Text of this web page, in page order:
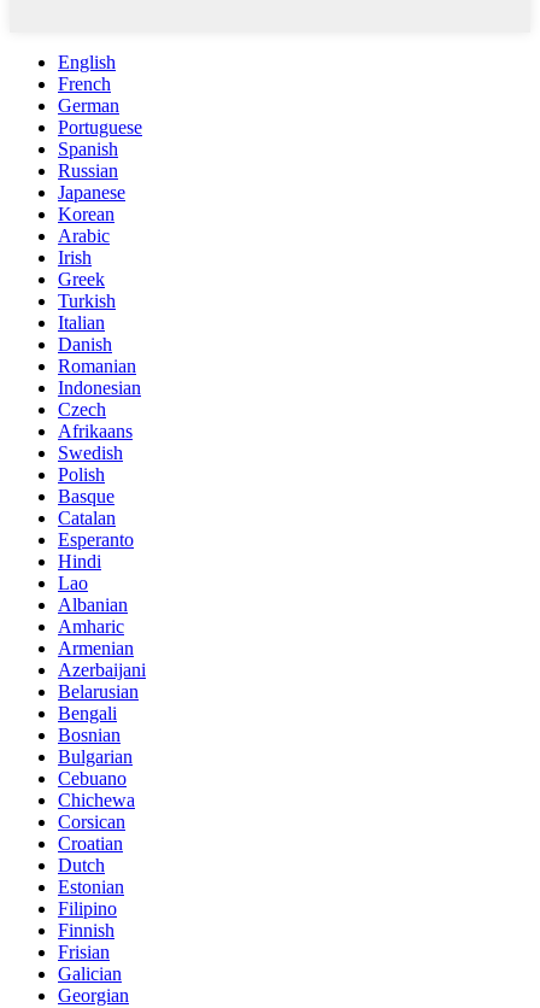
English
French
German
Portuguese
Spanish
Russian
Japanese
Korean
Arabic
Irish
Greek
Turkish
Italian
Danish
Romanian
Indonesian
Czech
Afrikaans
Swedish
Polish
Basque
Catalan
Esperanto
Hindi
Lao
Albanian
Amharic
Armenian
Azerbaijani
Belarusian
Bengali
Bosnian
Bulgarian
Cebuano
Chichewa
Corsican
Croatian
Dutch
Estonian
Filipino
Finnish
Frisian
Galician
Georgian